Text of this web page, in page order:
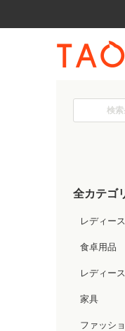
今だけ! 最大
検索
全カテゴ
レディース
食卓用品
レディー
家具
ファッシ